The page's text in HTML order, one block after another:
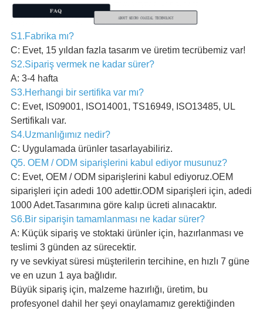
S1.Fabrika mı?
C: Evet, 15 yıldan fazla tasarım ve üretim tecrübemiz var!
S2.Sipariş vermek ne kadar sürer?
A: 3-4 hafta
S3.Herhangi bir sertifika var mı?
C: Evet, IS09001, ISO14001, TS16949, ISO13485, UL
Sertifikalı var.
S4.Uzmanlığımız nedir?
C: Uygulamada ürünler tasarlayabiliriz.
Q5. OEM / ODM siparişlerini kabul ediyor musunuz?
C: Evet, OEM / ODM siparişlerini kabul ediyoruz.OEM
siparişleri için adedi 100 adettir.ODM siparişleri için, adedi
1000 Adet.Tasarımına göre kalıp ücreti alınacaktır.
S6.Bir siparişin tamamlanması ne kadar sürer?
A: Küçük sipariş ve stoktaki ürünler için, hazırlanması ve
teslimi 3 günden az sürecektir.
ry ve sevkiyat süresi müşterilerin tercihine, en hızlı 7 güne
ve en uzun 1 aya bağlıdır.
Büyük sipariş için, malzeme hazırlığı, üretim, bu
profesyonel dahil her şeyi onaylamamız gerektiğinden